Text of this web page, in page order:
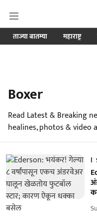
ताज्या बातम्या महाराष्ट्र
Boxer
Read Latest & Breaking
healines, photos & video